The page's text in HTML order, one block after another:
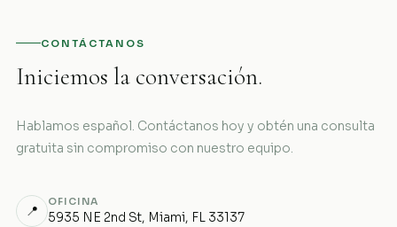
CONTÁCTANOS
Iniciemos la conversación.
Hablamos español. Contáctanos hoy y obtén una consulta
gratuita sin compromiso con nuestro equipo.
📍
OFICINA
5935 NE 2nd St, Miami, FL 33137